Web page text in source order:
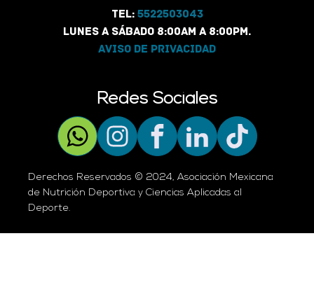
Tel: 5522503043
Lunes a Sábado 8:00am a 8:00pm.
Aviso de Privacidad
Redes Sociales
Derechos Reservados © 2024, Asociación Mexicana
de Nutrición Deportiva y Ciencias Aplicadas al
Deporte.